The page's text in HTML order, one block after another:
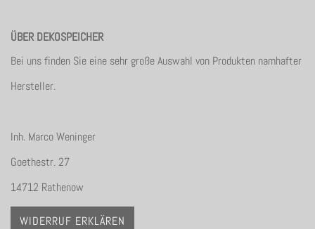
ÜBER DEKOSPEICHER
Bei uns finden Sie eine sehr große Auswahl von Produkten namhafter
Hersteller.
Inh. Marco Weninger
Goethestr. 27
14712 Rathenow
WIDERRUF ERKLÄREN